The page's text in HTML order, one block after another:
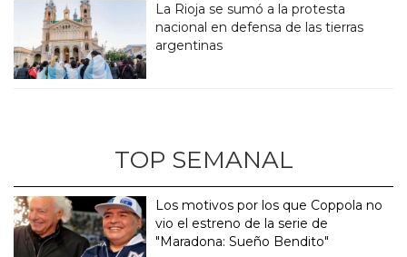
La Rioja se sumó a la protesta
nacional en defensa de las tierras
argentinas
TOP SEMANAL
Los motivos por los que Coppola no
vio el estreno de la serie de
"Maradona: Sueño Bendito"